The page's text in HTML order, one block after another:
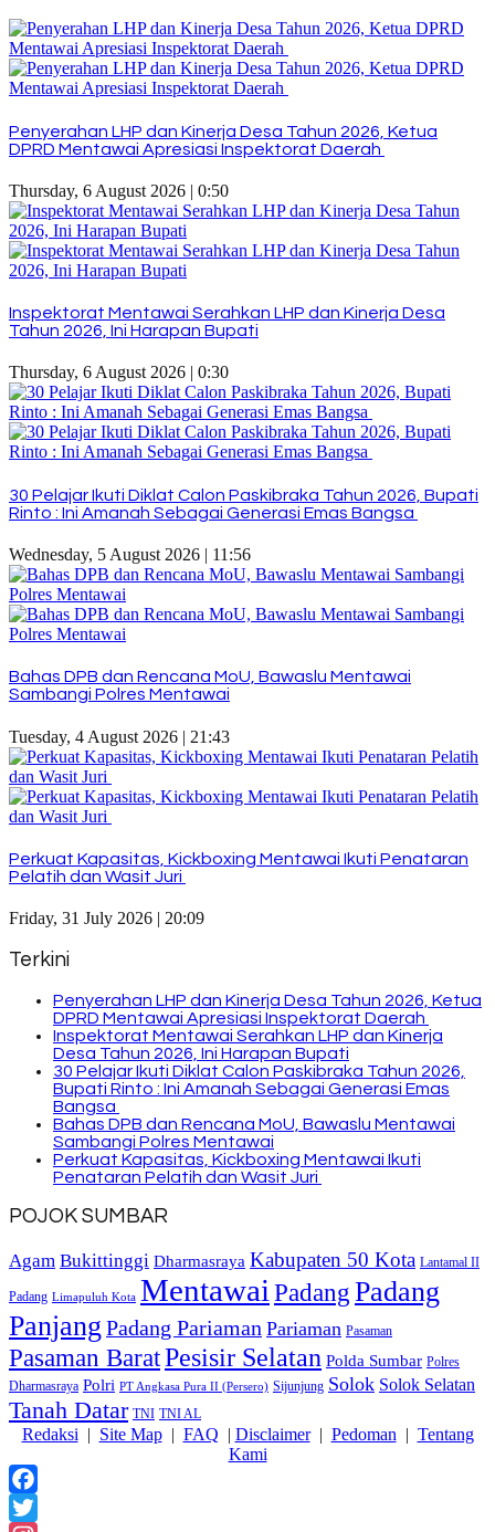
Penyerahan LHP dan Kinerja Desa Tahun 2026, Ketua
DPRD Mentawai Apresiasi Inspektorat Daerah
Thursday, 6 August 2026 | 0:50
Inspektorat Mentawai Serahkan LHP dan Kinerja Desa
Tahun 2026, Ini Harapan Bupati
Thursday, 6 August 2026 | 0:30
30 Pelajar Ikuti Diklat Calon Paskibraka Tahun 2026, Bupati
Rinto : Ini Amanah Sebagai Generasi Emas Bangsa
Wednesday, 5 August 2026 | 11:56
Bahas DPB dan Rencana MoU, Bawaslu Mentawai
Sambangi Polres Mentawai
Tuesday, 4 August 2026 | 21:43
Perkuat Kapasitas, Kickboxing Mentawai Ikuti Penataran
Pelatih dan Wasit Juri
Friday, 31 July 2026 | 20:09
Terkini
Penyerahan LHP dan Kinerja Desa Tahun 2026, Ketua
DPRD Mentawai Apresiasi Inspektorat Daerah
Inspektorat Mentawai Serahkan LHP dan Kinerja
Desa Tahun 2026, Ini Harapan Bupati
30 Pelajar Ikuti Diklat Calon Paskibraka Tahun 2026,
Bupati Rinto : Ini Amanah Sebagai Generasi Emas
Bangsa
Bahas DPB dan Rencana MoU, Bawaslu Mentawai
Sambangi Polres Mentawai
Perkuat Kapasitas, Kickboxing Mentawai Ikuti
Penataran Pelatih dan Wasit Juri
POJOK SUMBAR
Agam Bukittinggi Dharmasraya Kabupaten 50 Kota Lantamal II
Padang Limapuluh Kota Mentawai PadangPadang
Panjang Padang Pariaman Pariaman Pasaman
Pasaman BaratPesisir Selatan Polda Sumbar Polres
Dharmasraya Polri PT Angkasa Pura II (Persero) Sijunjung Solok Solok Selatan
Tanah Datar TNI TNI AL
Redaksi | Site Map| FAQ | Disclaimer| Pedoman | Tentang
Kami
Facebook